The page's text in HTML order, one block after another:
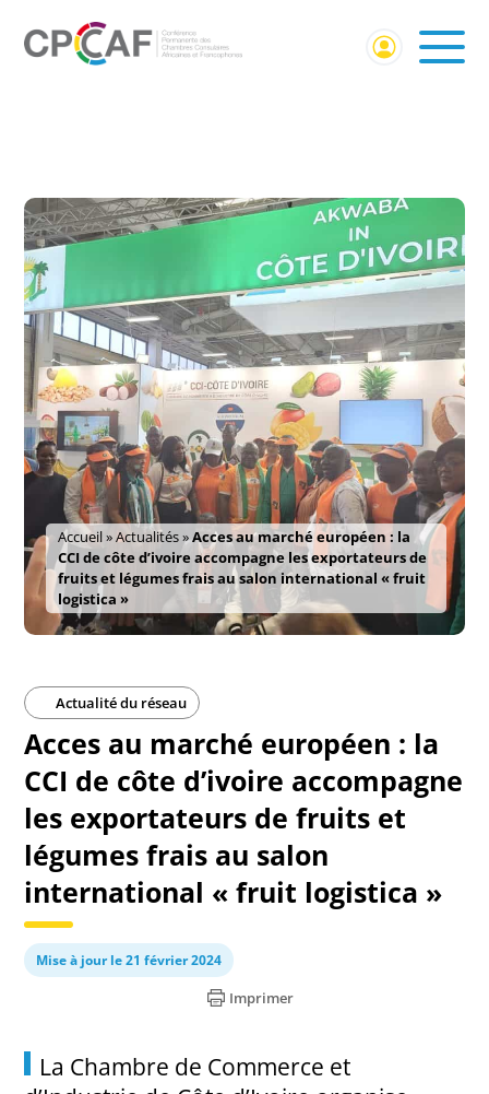
Accueil»Actualités»Acces au marché européen : la
CCI de côte d’ivoire accompagne les exportateurs de
fruits et légumes frais au salon international « fruit
logistica »
Actualité du réseau
Acces au marché européen : la
CCI de côte d’ivoire accompagne
les exportateurs de fruits et
légumes frais au salon
international « fruit logistica »
Mise à jour le 21 février 2024
Imprimer
La Chambre de Commerce et